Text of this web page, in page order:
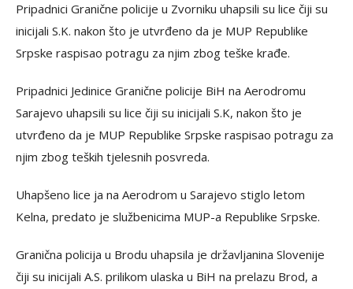
Pripadnici Granične policije u Zvorniku uhapsili su lice čiji su
inicijali S.K. nakon što je utvrđeno da je MUP Republike
Srpske raspisao potragu za njim zbog teške krađe.
Pripadnici Jedinice Granične policije BiH na Aerodromu
Sarajevo uhapsili su lice čiji su inicijali S.K, nakon što je
utvrđeno da je MUP Republike Srpske raspisao potragu za
njim zbog teških tjelesnih posvreda.
Uhapšeno lice ja na Aerodrom u Sarajevo stiglo letom
Kelna, predato je službenicima MUP-a Republike Srpske.
Granična policija u Brodu uhapsila je državljanina Slovenije
čiji su inicijali A.S. prilikom ulaska u BiH na prelazu Brod, a